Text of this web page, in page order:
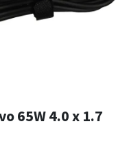
65W 4.0 x 1.7